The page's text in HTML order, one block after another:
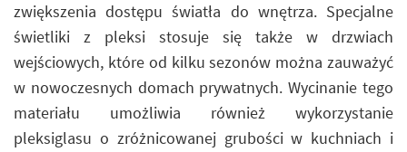
zwiększenia dostępu światła do wnętrza. Specjalne
świetliki z pleksi stosuje się także w drzwiach
wejściowych, które od kilku sezonów można zauważyć
w nowoczesnych domach prywatnych. Wycinanie tego
materiału umożliwia również wykorzystanie
pleksiglasu o zróżnicowanej grubości w kuchniach i